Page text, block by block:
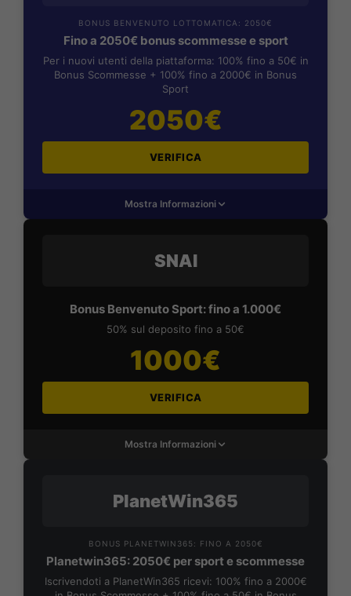
BONUS BENVENUTO LOTTOMATICA: 2050€
Fino a 2050€ bonus scommesse e sport
Per i nuovi utenti della piattaforma: 100% fino a 50€ in
Bonus Scommesse + 100% fino a 2000€ in Bonus
Sport
2050€
VERIFICA
Mostra Informazioni
SNAI
Bonus Benvenuto Sport: fino a 1.000€
50% sul deposito fino a 50€
1000€
VERIFICA
Mostra Informazioni
PlanetWin365
BONUS PLANETWIN365: FINO A 2050€
Planetwin365: 2050€ per sport e scommesse
Iscrivendoti a PlanetWin365 ricevi: 100% fino a 2000€